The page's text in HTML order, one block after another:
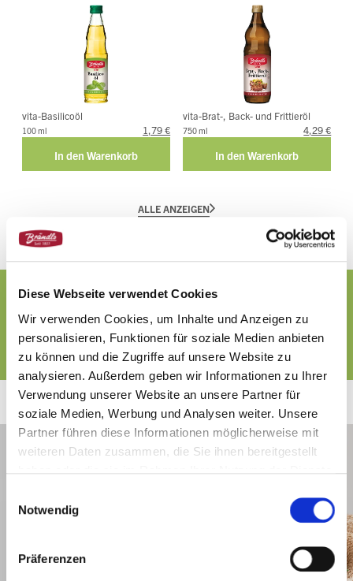
Diese Webseite verwendet Cookies
Wir verwenden Cookies, um Inhalte und Anzeigen zu
personalisieren, Funktionen für soziale Medien anbieten
zu können und die Zugriffe auf unsere Website zu
analysieren. Außerdem geben wir Informationen zu Ihrer
Verwendung unserer Website an unsere Partner für
soziale Medien, Werbung und Analysen weiter. Unsere
Partner führen diese Informationen möglicherweise mit
weiteren Daten zusammen, die Sie ihnen bereitgestellt
Notwendig
Präferenzen
vita-Basilicoöl
100 ml 1,79 €
vita-Brat-, Back- und Frittieröl
750 ml 4,29 €
ALLE ANZEIGEN
Starten Sie jetzt Ihre Karriere bei Brändle!
warten auf Sie – bewerben Sie sich jetzt!
MEHR ANZEIGEN